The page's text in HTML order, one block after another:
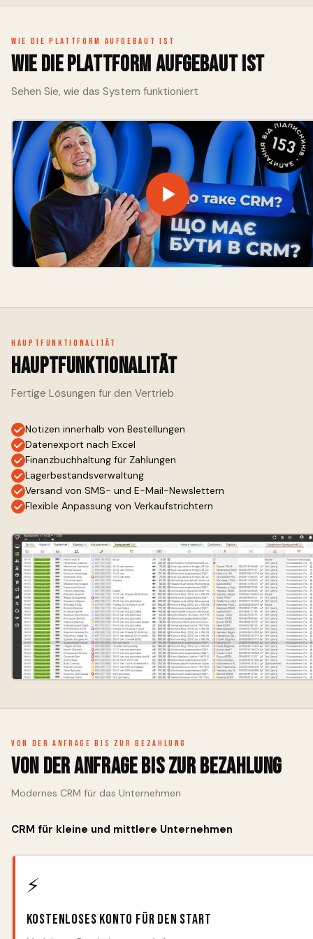
Wie die Plattform aufgebaut ist
Wie die Plattform aufgebaut ist
Sehen Sie, wie das System funktioniert
Hauptfunktionalität
Hauptfunktionalität
Fertige Lösungen für den Vertrieb
Notizen innerhalb von Bestellungen
Datenexport nach Excel
Finanzbuchhaltung für Zahlungen
Lagerbestandsverwaltung
Versand von SMS- und E-Mail-Newslettern
Flexible Anpassung von Verkaufstrichtern
Von der Anfrage bis zur Bezahlung
Von der Anfrage bis zur Bezahlung
Modernes CRM für das Unternehmen
CRM für kleine und mittlere Unternehmen
⚡
Kostenloses Konto für den Start